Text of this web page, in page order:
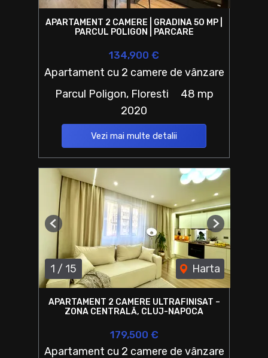
APARTAMENT 2 CAMERE | GRADINA 50 MP |
PARCUL POLIGON | PARCARE
134,900 €
Apartament cu 2 camere de vânzare
Parcul Poligon, Floresti
48 mp
2020
Vezi mai multe detalii
1 / 15 Harta
Previous Next
APARTAMENT 2 CAMERE ULTRAFINISAT –
ZONA CENTRALĂ, CLUJ-NAPOCA
179,500 €
Apartament cu 2 camere de vânzare